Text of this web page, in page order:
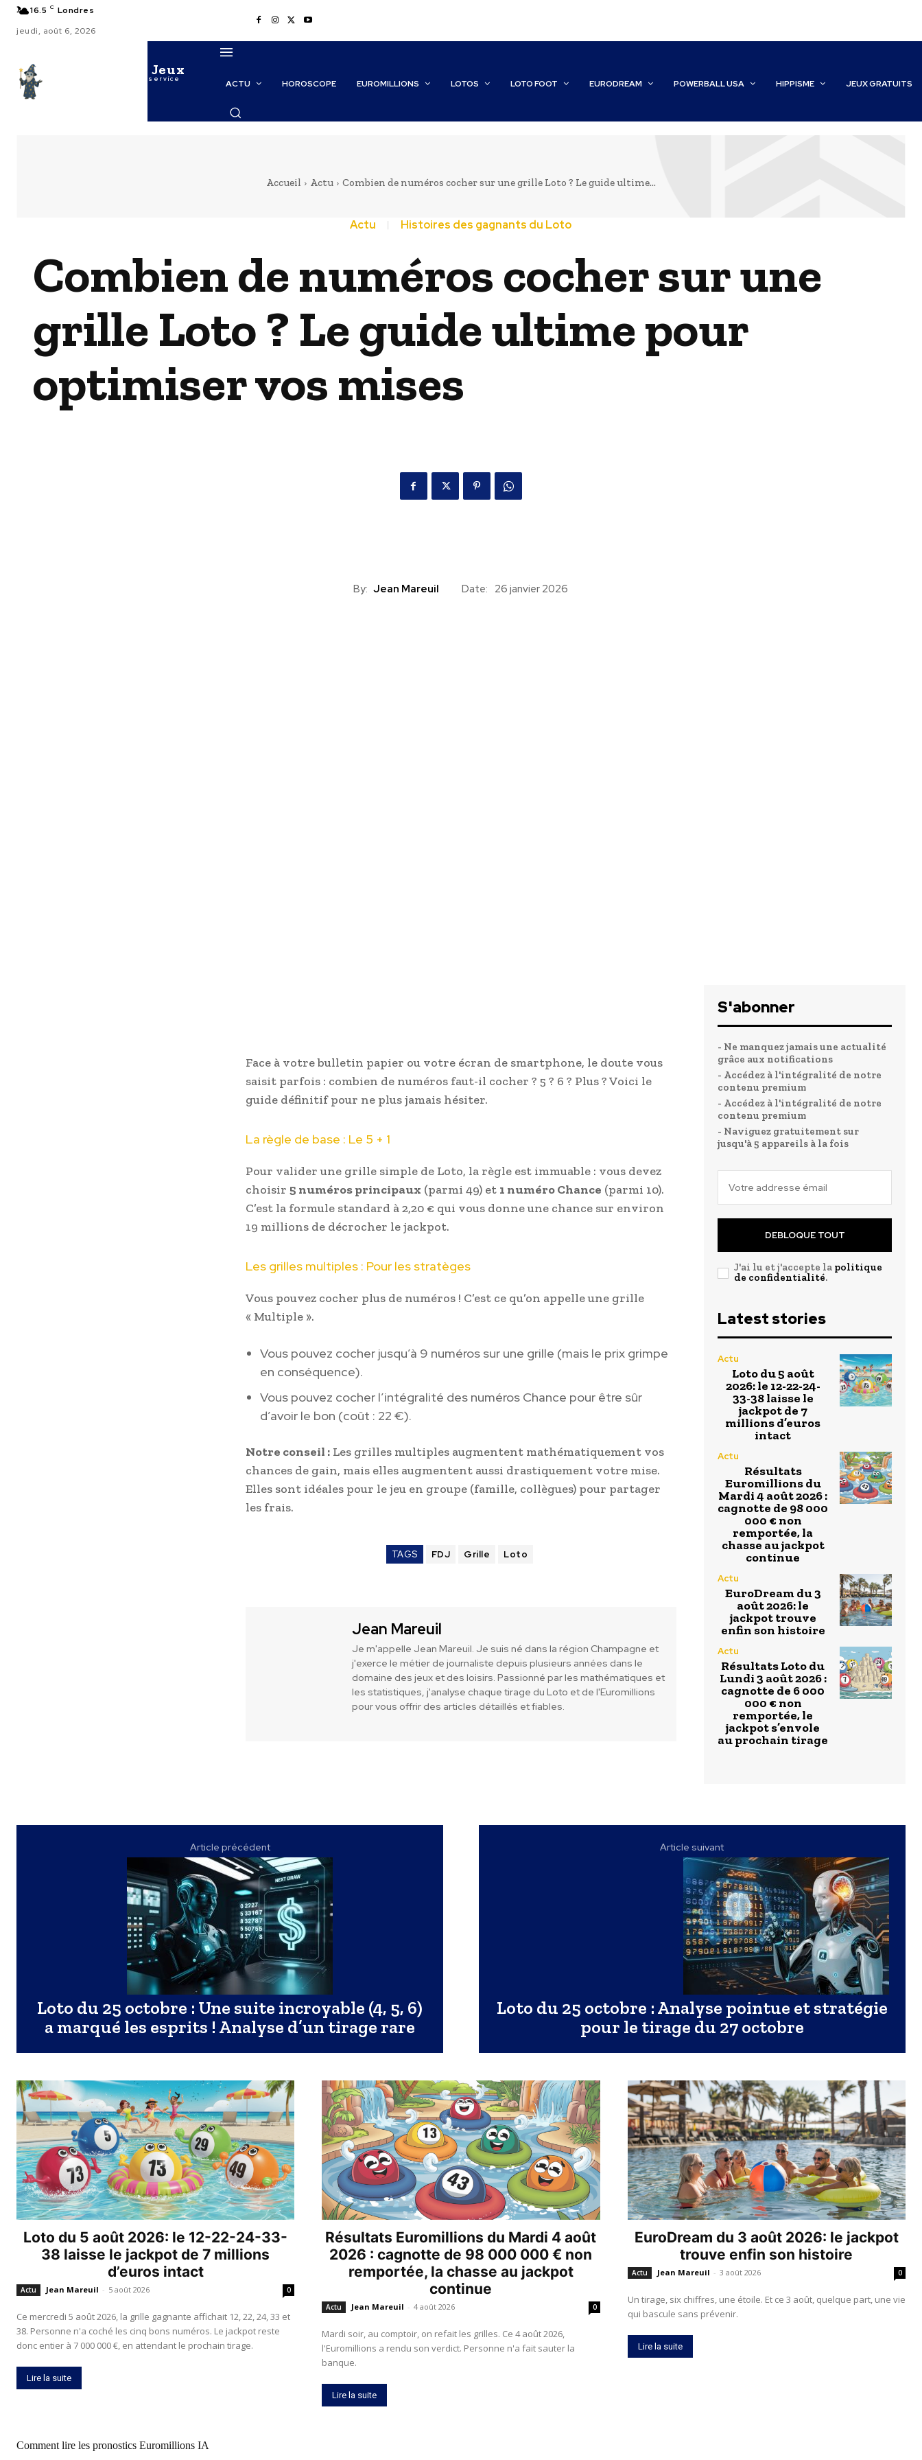
16.5 C Londres
jeudi, août 6, 2026
Le Maitre des Jeux
La puissance de l'IA au service
ACTU HOROSCOPE EUROMILLIONS LOTOS LOTO FOOT EURODREAM POWERBALL USA HIPPISME JEUX GRATUITS
Accueil Actu Combien de numéros cocher sur une grille Loto ? Le guide ultime...
Actu Histoires des gagnants du Loto
Combien de numéros cocher sur une
grille Loto ? Le guide ultime pour
optimiser vos mises
By: Jean Mareuil Date: 26 janvier 2026
Face à votre bulletin papier ou votre écran de smartphone, le doute vous
saisit parfois : combien de numéros faut-il cocher ? 5 ? 6 ? Plus ? Voici le
guide définitif pour ne plus jamais hésiter.
La règle de base : Le 5 + 1
Pour valider une grille simple de Loto, la règle est immuable : vous devez
choisir 5 numéros principaux (parmi 49) et 1 numéro Chance (parmi 10).
C’est la formule standard à 2,20 € qui vous donne une chance sur environ
19 millions de décrocher le jackpot.
Les grilles multiples : Pour les stratèges
Vous pouvez cocher plus de numéros ! C’est ce qu’on appelle une grille
« Multiple ».
Vous pouvez cocher jusqu’à 9 numéros sur une grille (mais le prix grimpe
en conséquence).
Vous pouvez cocher l’intégralité des numéros Chance pour être sûr
d’avoir le bon (coût : 22 €).
Notre conseil : Les grilles multiples augmentent mathématiquement vos
chances de gain, mais elles augmentent aussi drastiquement votre mise.
Elles sont idéales pour le jeu en groupe (famille, collègues) pour partager
les frais.
TAGS FDJ Grille Loto
Jean Mareuil
Je m'appelle Jean Mareuil. Je suis né dans la région Champagne et
j'exerce le métier de journaliste depuis plusieurs années dans le
domaine des jeux et des loisirs. Passionné par les mathématiques et
les statistiques, j'analyse chaque tirage du Loto et de l'Euromillions
pour vous offrir des articles détaillés et fiables.
S'abonner
- Ne manquez jamais une actualité
grâce aux notifications
- Accédez à l'intégralité de notre
contenu premium
- Accédez à l'intégralité de notre
contenu premium
- Naviguez gratuitement sur
jusqu'à 5 appareils à la fois
DEBLOQUE TOUT
J'ai lu et j'accepte la politique
de confidentialité.
Latest stories
Actu
Loto du 5 août
2026: le 12-22-24-
33-38 laisse le
jackpot de 7
millions d’euros
intact
Actu
Résultats
Euromillions du
Mardi 4 août 2026 :
cagnotte de 98 000
000 € non
remportée, la
chasse au jackpot
continue
Actu
EuroDream du 3
août 2026: le
jackpot trouve
enfin son histoire
Actu
Résultats Loto du
Lundi 3 août 2026 :
cagnotte de 6 000
000 € non
remportée, le
jackpot s’envole
au prochain tirage
Article précédent
Loto du 25 octobre : Une suite incroyable (4, 5, 6)
a marqué les esprits ! Analyse d’un tirage rare
Article suivant
Loto du 25 octobre : Analyse pointue et stratégie
pour le tirage du 27 octobre
Loto du 5 août 2026: le 12-22-24-33-
38 laisse le jackpot de 7 millions
d’euros intact
Actu Jean Mareuil - 5 août 2026 0
Ce mercredi 5 août 2026, la grille gagnante affichait 12, 22, 24, 33 et
38. Personne n'a coché les cinq bons numéros. Le jackpot reste
donc entier à 7 000 000 €, en attendant le prochain tirage.
Lire la suite
Résultats Euromillions du Mardi 4 août
2026 : cagnotte de 98 000 000 € non
remportée, la chasse au jackpot
continue
Actu Jean Mareuil - 4 août 2026 0
Mardi soir, au comptoir, on refait les grilles. Ce 4 août 2026,
l'Euromillions a rendu son verdict. Personne n'a fait sauter la
banque.
Lire la suite
EuroDream du 3 août 2026: le jackpot
trouve enfin son histoire
Actu Jean Mareuil - 3 août 2026 0
Un tirage, six chiffres, une étoile. Et ce 3 août, quelque part, une vie
qui bascule sans prévenir.
Lire la suite
Comment lire les pronostics Euromillions IA